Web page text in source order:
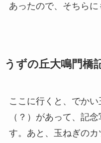
あったので、そちらに
うずの丘大鳴門橋
ここに行くと、でか
（？）があって、記
す。あと、玉ねぎの